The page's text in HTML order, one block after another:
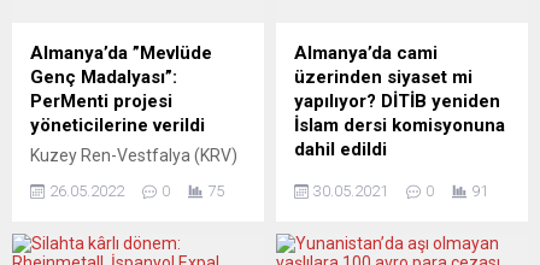
Almanya’da ”Mevlüde
Genç Madalyası”:
PerMenti projesi
yöneticilerine verildi
Kuzey Ren-Vestfalya (KRV)
Eyaleti Başbakanlığınca
“Mevlüde Genç Madalyası”
Hendrik Wüst tarafından
26.05.2022 0 75
Almanya’da cami
üzerinden siyaset mi
yapılıyor? DİTİB yeniden
İslam dersi komisyonuna
dahil edildi
Almanya’daki en büyük
Müslüman çatı örgütü
Birliği’nin (DİTİB) NRW
30.05.2021 0 91